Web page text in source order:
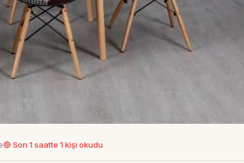
🔴 Son 1 saatte 1 kişi okudu